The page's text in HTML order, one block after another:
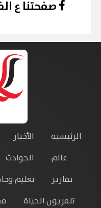
صفحتنا ع
الرئيسية الأخبار
عالم
الحوادث
تقارير
تعليم
تلفزيون الحياة